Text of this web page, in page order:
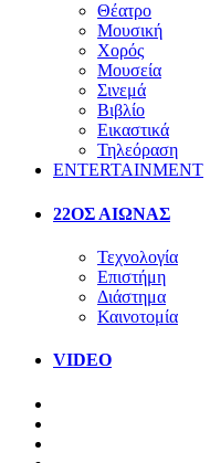
Θέατρο
Μουσική
Χορός
Μουσεία
Σινεμά
Βιβλίο
Εικαστικά
Τηλεόραση
ENTERTAINMENT
22ΟΣ ΑΙΩΝΑΣ
Τεχνολογία
Επιστήμη
Διάστημα
Καινοτομία
VIDEO